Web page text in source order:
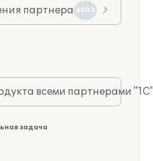
партнера 6003
всеми партнерами
задача